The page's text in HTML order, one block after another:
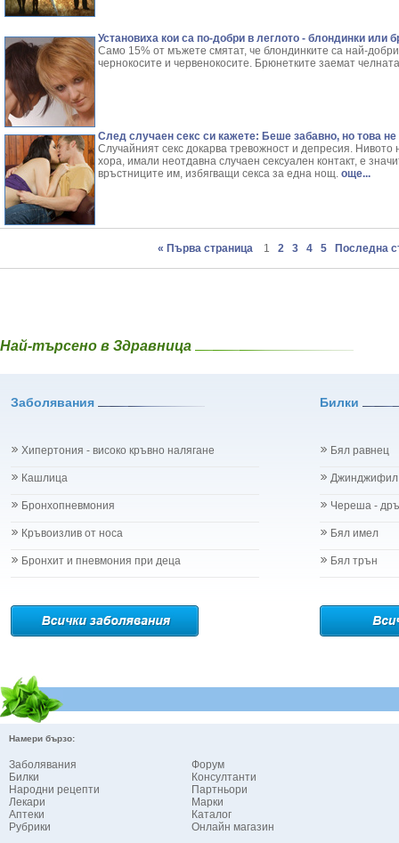
Установиха кои са по-добри в леглото - блондинки или
Само 15% от мъжете смятат, че блондинките са най-
чернокосите и червенокосите. Брюнетките заемат
След случаен секс си кажете: Беше забавно, но това не
Случайният секс докарва тревожност и депресия.
хора, имали неотдавна случаен сексуален контакт, е
връстниците им, избягващи секса за една нощ. още...
« Първа страница 1 2 3 4 5 Последна
Най-търсено в Здравница
Заболявания Билки
Хипертония - високо кръвно налягане
Кашлица
Бронхопневмония
Кръвоизлив от носа
Бронхит и пневмония при деца
Бял равнец
Джинджифил
Череша -
Бял имел
Бял трън
Намери бързо:
Заболявания
Билки
Народни рецепти
Лекари
Аптеки
Рубрики
Форум
Консултанти
Партньори
Марки
Каталог
Онлайн магазин